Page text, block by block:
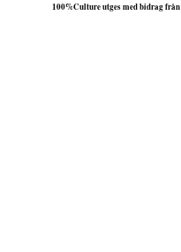
100%Culture utges med bidrag från